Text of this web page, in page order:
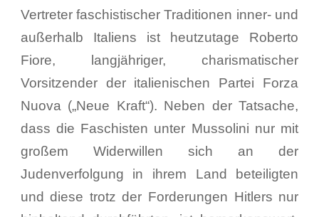
Vertreter faschistischer Traditionen inner- und
außerhalb Italiens ist heutzutage Roberto
Fiore, langjähriger, charismatischer
Vorsitzender der italienischen Partei Forza
Nuova („Neue Kraft“). Neben der Tatsache,
dass die Faschisten unter Mussolini nur mit
großem Widerwillen sich an der
Judenverfolgung in ihrem Land beteiligten
und diese trotz der Forderungen Hitlers nur